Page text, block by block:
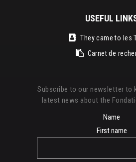
USEFUL
They came to les
Carnet de
Subscribe to our newsletter to
latest news about the
Name
First name